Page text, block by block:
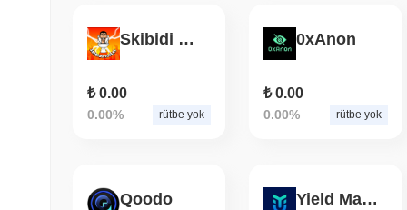
Skibidi Toilet
₺ 0.00
0.00% rütbe yok
0xAnon
₺ 0.00
0.00% rütbe yok
Qoodo Yield Magnet